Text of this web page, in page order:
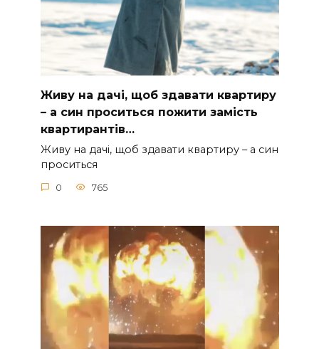
Живу на дачі, щоб здавати квартиру
– а син проситься пожити замість
квартирантів…
Живу на дачі, щоб здавати квартиру – а син
проситься
0 765